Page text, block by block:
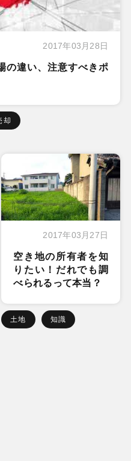
2017年03月28日
の違い、注意すべきポ
却
2017年03月27日
空き地の所有者を知
りたい！だれでも調
べられるって本当？
土地 知識